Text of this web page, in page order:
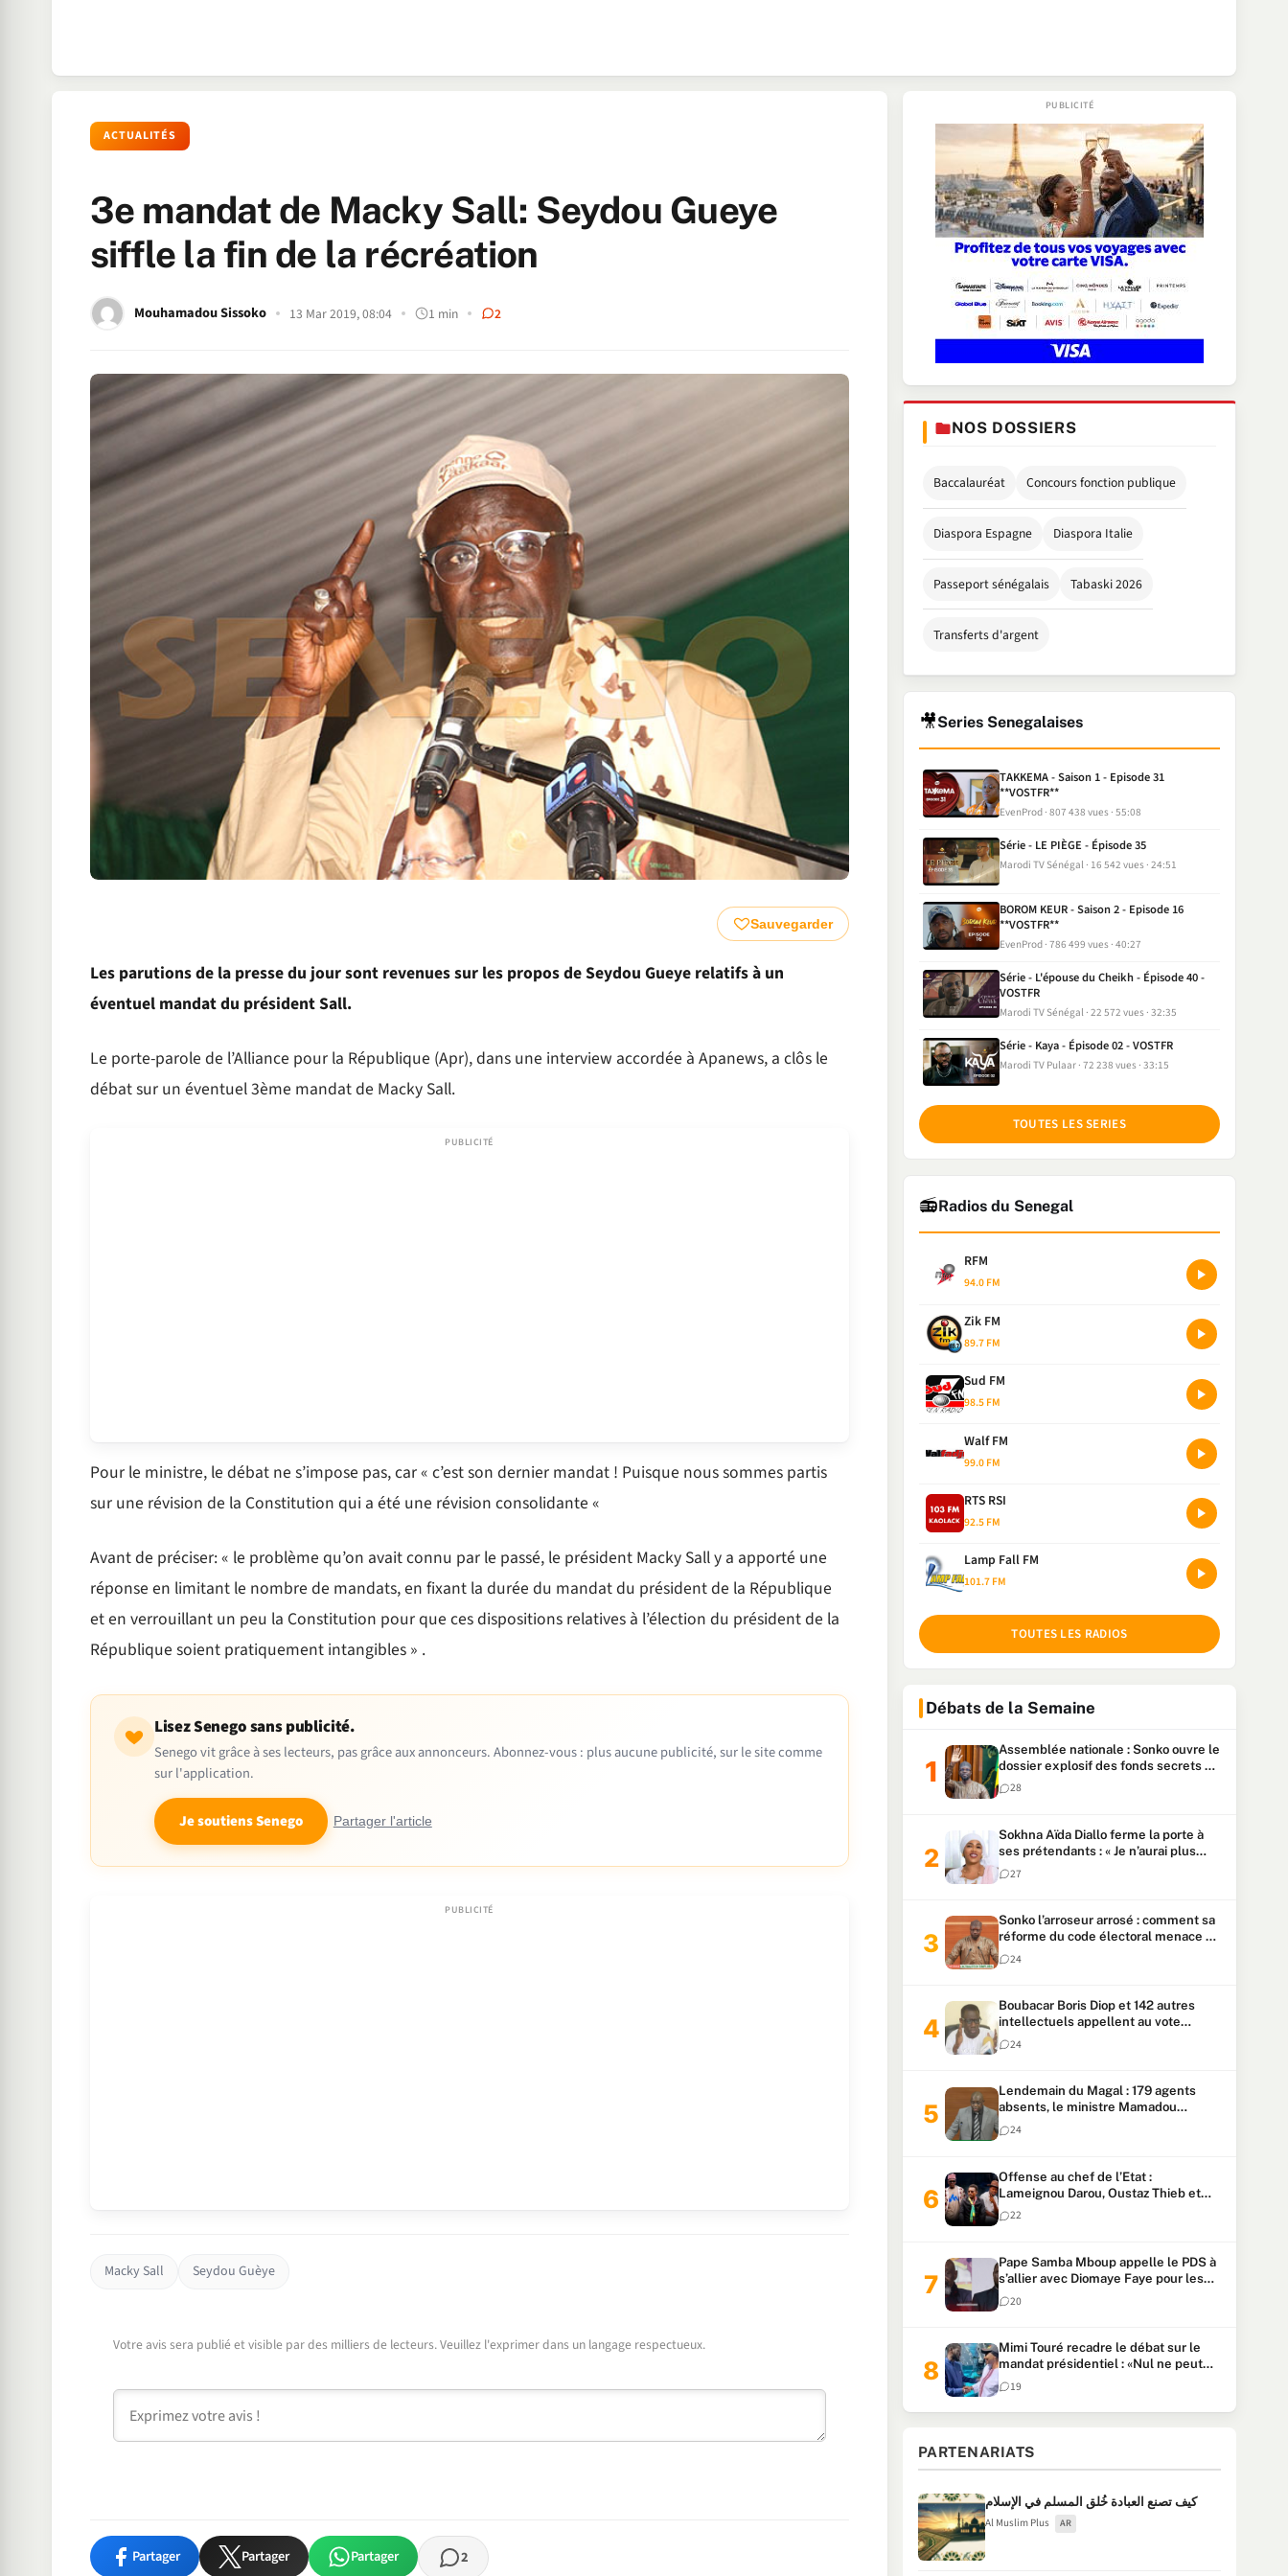
ACTUALITÉS
3e mandat de Macky Sall: Seydou Gueye
siffle la fin de la récréation
Mouhamadou Sissoko 13 Mar 2019, 08:04 1 min 2
Sauvegarder
Les parutions de la presse du jour sont revenues sur les propos de Seydou Gueye relatifs à un
éventuel mandat du président Sall.
Le porte-parole de l’Alliance pour la République (Apr), dans une interview accordée à Apanews, a clôs le
débat sur un éventuel 3ème mandat de Macky Sall.
Pour le ministre, le débat ne s’impose pas, car « c’est son dernier mandat ! Puisque nous sommes partis
sur une révision de la Constitution qui a été une révision consolidante «
Avant de préciser: « le problème qu’on avait connu par le passé, le président Macky Sall y a apporté une
réponse en limitant le nombre de mandats, en fixant la durée du mandat du président de la République
et en verrouillant un peu la Constitution pour que ces dispositions relatives à l’élection du président de la
République soient pratiquement intangibles » .
Lisez Senego sans publicité.
Senego vit grâce à ses lecteurs, pas grâce aux annonceurs. Abonnez-vous : plus aucune publicité, sur le site comme
sur l'application.
Je soutiens Senego Partager l'article
Macky Sall Seydou Guèye
Votre avis sera publié et visible par des milliers de lecteurs. Veuillez l'exprimer dans un langage respectueux.
Partager Partager Partager 2
NOS DOSSIERS
Baccalauréat Concours fonction publique
Diaspora Espagne Diaspora Italie
Passeport sénégalais Tabaski 2026
Transferts d'argent
🎥Series Senegalaises
TAKKEMA - Saison 1 - Episode 31
**VOSTFR**
EvenProd 807 438 vues 55:08
Série - LE PIÈGE - Épisode 35
Marodi TV Sénégal 16 542 vues 24:51
BOROM KEUR - Saison 2 - Episode 16
**VOSTFR**
EvenProd 786 499 vues 40:27
Série - L'épouse du Cheikh - Épisode 40 -
VOSTFR
Marodi TV Sénégal 22 572 vues 32:35
Série - Kaya - Épisode 02 - VOSTFR
Marodi TV Pulaar 72 238 vues 33:15
TOUTES LES SERIES
📻Radios du Senegal
RFM
94.0 FM
Zik FM
89.7 FM
Sud FM
98.5 FM
Walf FM
99.0 FM
RTS RSI
92.5 FM
Lamp Fall FM
101.7 FM
TOUTES LES RADIOS
Débats de la Semaine
Assemblée nationale : Sonko ouvre le
dossier explosif des fonds secrets et
du patrimoine présidentiel
28
Sokhna Aïda Diallo ferme la porte à
ses prétendants : « Je n’aurai plus
jamais un autre mari »
27
Sonko l’arroseur arrosé : comment sa
réforme du code électoral menace sa
candidature
24
Boubacar Boris Diop et 142 autres
intellectuels appellent au vote
urgent de la révision
constitutionnelle
24
Lendemain du Magal : 179 agents
absents, le ministre Mamadou
Lamine Dianté exige des explications
24
Offense au chef de l’Etat :
Lameignou Darou, Oustaz Thieb et
Ndiaye Touba lourdement
condamnés
22
Pape Samba Mboup appelle le PDS à
s’allier avec Diomaye Faye pour les
locales et tacle Sonko
20
Mimi Touré recadre le débat sur le
mandat présidentiel : «Nul ne peut
faire plus de deux mandats
consécutifs de 5 ans»
19
PARTENARIATS
كيف تصنع العبادة خُلق المسلم في الإسلام
Al Muslim Plus AR